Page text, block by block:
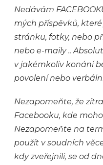
Nedávám
mých příspěvků,
stránku, fotky, nebo
nebo e-maily ..
v jakémkoliv konání
povolení nebo
Nezapomeňte, že
Facebooku, kde
Nezapomeňte na
použít v soudních
kdy zveřejnili, se od